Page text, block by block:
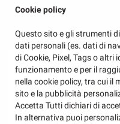
Start/Stop Automatico,
screen, USB, Vivavoce,
Cookie policy
Questo sito e gli strumenti
dati personali (es. dati di
di Cookie, Pixel, Tags o altri
funzionamento e per il
nella cookie policy, tra cui il
sito e la pubblicità
Accetta Tutti dichiari di
In alternativa puoi